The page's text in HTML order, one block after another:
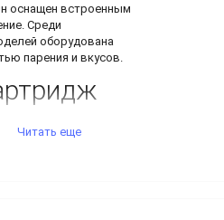
оснащен встроенным
Среди
оборудована
парения и вкусов.
Читать еще